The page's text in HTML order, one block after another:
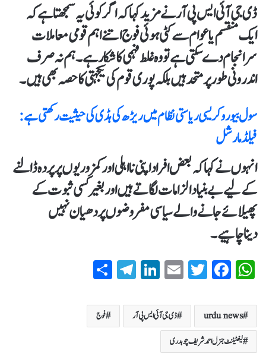
ڈی جی آئی ایس پی آر نے مزید کہا کہ اگر کوئی یہ سمجھتا ہےکہ
ایک منقسم یا عوام سے کٹی ہوئی فوج اتنے اہم قومی معاملات
سرانجام دےسکتی ہے تو وہ غلط فہمی کا شکار ہے۔ہم نہ صرف
اندرونی طور پر متحد ہیں بلکہ پوری قوم کی یکجہتی کا حصہ بھی ہیں۔
سول بیوروکریسی ریاستی نظام میں ریڑھ کی ہڈی کی حیثیت رکھتی ہے :
فیلڈ مارشل
انہوں نے کہا کہ بعض افراد اپنی نااہلی اور کمزوریوں پر پردہ ڈالنے
کےلیے بےبنیاد الزامات لگاتے ہیں اور بغیر کسی ثبوت کے
پھیلائے جانے والے سیاسی مفروضوں پر دھیان نہیں
دیناچاہیے۔
W
ts
A
pp
Fa
bo
ok
T
tte
r
E
ail
Li
ed
In
T
eg
ra
re urdu news ڈی جی آئی ایس پی آر
فوج
لیفٹیننٹ جنرل احمد شریف چوہدری